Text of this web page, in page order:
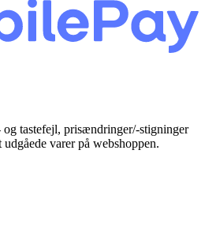
tastefejl, prisændringer/-stigninger
varer på webshoppen.